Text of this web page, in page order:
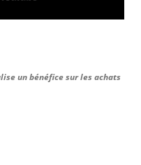
un bénéfice sur les achats